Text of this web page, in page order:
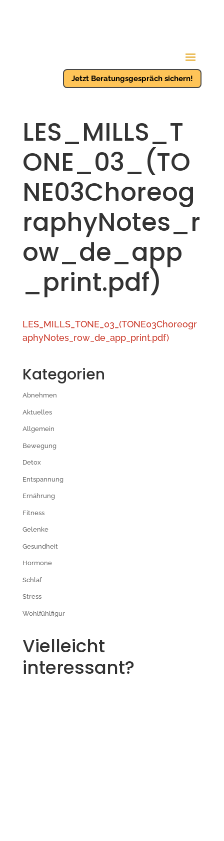
Jetzt Beratungsgespräch sichern!
LES_MILLS_T
ONE_03_(TO
NE03Choreog
raphyNotes_r
ow_de_app
_print.pdf)
LES_MILLS_TONE_03_(TONE03Choreogr
aphyNotes_row_de_app_print.pdf)
Kategorien
Abnehmen
Aktuelles
Allgemein
Bewegung
Detox
Entspannung
Ernährung
Fitness
Gelenke
Gesundheit
Hormone
Schlaf
Stress
Wohlfühlfigur
Vielleicht
interessant?